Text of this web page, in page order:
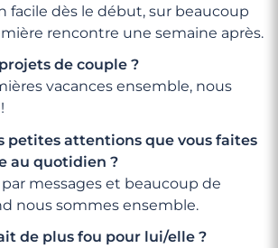
facile dès le début, sur beaucoup
rencontre une semaine après.
de couple ?
vacances ensemble, nous
petites attentions que vous faites
au quotidien ?
messages et beaucoup de
nous sommes ensemble.
de plus fou pour lui/elle ?